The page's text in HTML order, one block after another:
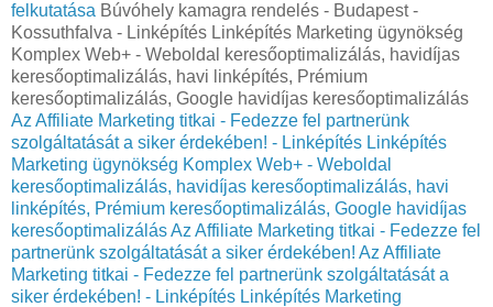
felkutatása Búvóhely kamagra rendelés - Budapest -
Kossuthfalva - Linképítés Linképítés Marketing ügynökség
Komplex Web+ - Weboldal keresőoptimalizálás, havidíjas
keresőoptimalizálás, havi linképítés, Prémium
keresőoptimalizálás, Google havidíjas keresőoptimalizálás
Az Affiliate Marketing titkai - Fedezze fel partnerünk
szolgáltatását a siker érdekében! - Linképítés Linképítés
Marketing ügynökség Komplex Web+ - Weboldal
keresőoptimalizálás, havidíjas keresőoptimalizálás, havi
linképítés, Prémium keresőoptimalizálás, Google havidíjas
keresőoptimalizálásAz Affiliate Marketing titkai - Fedezze fel
partnerünk szolgáltatását a siker érdekében! Az Affiliate
Marketing titkai - Fedezze fel partnerünk szolgáltatását a
siker érdekében! - Linképítés Linképítés Marketing